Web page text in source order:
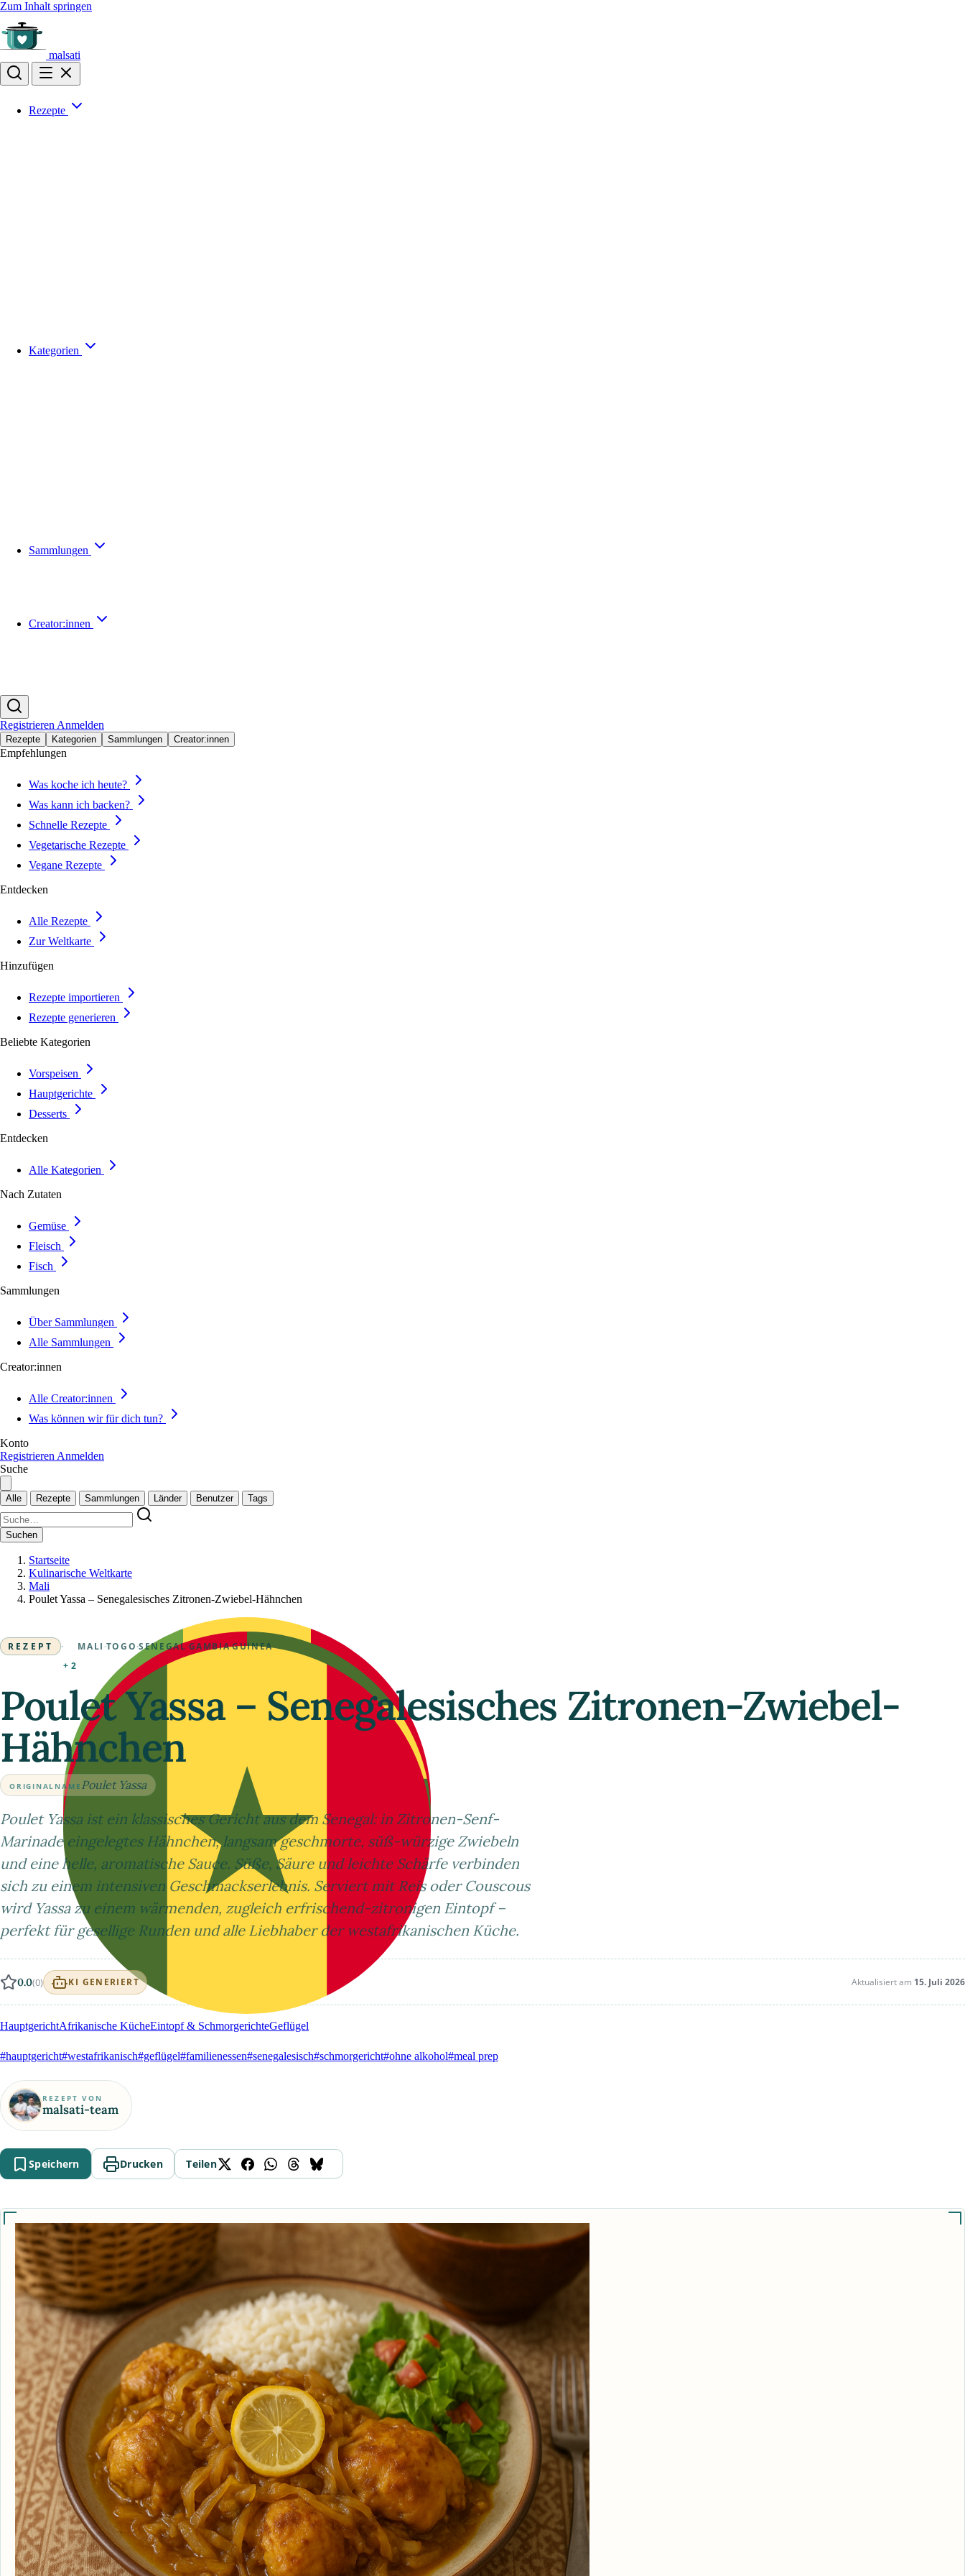
Zum Inhalt springen
malsati
Rezepte
Kategorien
Sammlungen
Creator:innen
Registrieren Anmelden
Rezepte Kategorien Sammlungen Creator:innen
Empfehlungen
Was koche ich heute?
Was kann ich backen?
Schnelle Rezepte
Vegetarische Rezepte
Vegane Rezepte
Entdecken
Alle Rezepte
Zur Weltkarte
Hinzufügen
Rezepte importieren
Rezepte generieren
Beliebte Kategorien
Vorspeisen
Hauptgerichte
Desserts
Entdecken
Alle Kategorien
Nach Zutaten
Gemüse
Fleisch
Fisch
Sammlungen
Über Sammlungen
Alle Sammlungen
Creator:innen
Alle Creator:innen
Was können wir für dich tun?
Konto
Registrieren Anmelden
Suche
Alle Rezepte Sammlungen Länder Benutzer Tags
Suchen
Startseite
Kulinarische Weltkarte
Mali
Poulet Yassa – Senegalesisches Zitronen-Zwiebel-Hähnchen
REZEPT
·
+2
MALI ·TOGO ·SENEGAL·GAMBIA·GUINEA
Poulet Yassa – Senegalesisches Zitronen-Zwiebel-
Hähnchen
ORIGINALNAME Poulet Yassa
Poulet Yassa ist ein klassisches Gericht aus dem Senegal: in Zitronen-Senf-
Marinade eingelegtes Hähnchen, langsam geschmorte, süß-würzige Zwiebeln
und eine helle, aromatische Sauce. Süße, Säure und leichte Schärfe verbinden
sich zu einem intensiven Geschmackserlebnis. Serviert mit Reis oder Couscous
wird Yassa zu einem wärmenden, zugleich erfrischend-zitronigen Eintopf –
perfekt für gesellige Runden und alle Liebhaber der westafrikanischen Küche.
0.0(0) KI GENERIERT Aktualisiert am 15. Juli 2026
HauptgerichtAfrikanische KücheEintopf & SchmorgerichteGeflügel
#hauptgericht#westafrikanisch#geflügel#familienessen#senegalesisch#schmorgericht#ohne alkohol#meal prep
REZEPT VON
malsati-team
Speichern Drucken Teilen